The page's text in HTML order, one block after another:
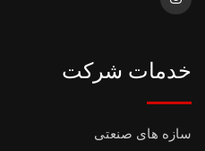
خدمات شرکت
سازه های صنعتی